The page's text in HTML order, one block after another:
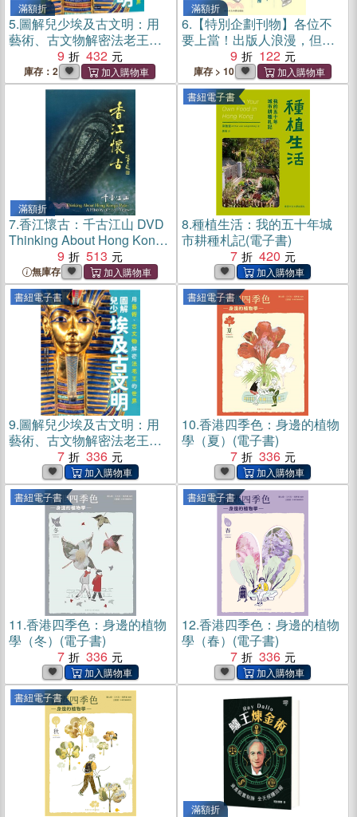
滿額折
5.圖解兒少埃及古文明：用
藝術、古文物解密法老王的
9 432
庫存：2
滿額折
6. 【特別企劃刊物】各位不
要上當！出版人浪漫，但做
書不浪漫9 122
庫存 > 10
滿額折
7.香江懷古：千古江山 DVD
Thinking About Hong Kong's
Past：A History of 7,000
Years
9 513
無庫存
書紐電子書
8.種植生活：我的五十年城
市耕種札記(電子書)
7
420
書紐電子書
9.圖解兒少埃及古文明：用
藝術、古文物解密法老王的
世界(電子書)
7 336
書紐電子書
10.香港四季色：身邊的植物
學（夏）(電子書)
7
336
書紐電子書
11.香港四季色：身邊的植物
學（冬）(電子書)
7
336
書紐電子書
12.香港四季色：身邊的植物
學（春）(電子書)
7
336
書紐電子書
滿額折